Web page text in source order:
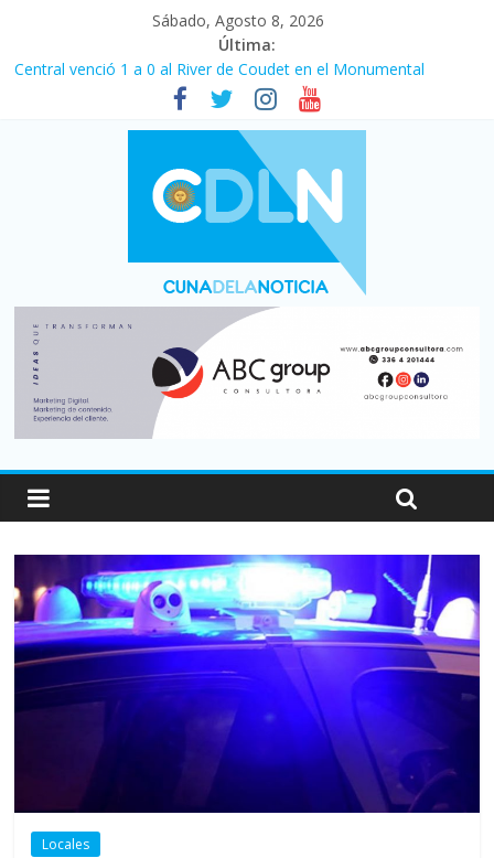
Sábado, Agosto 8, 2026
Última:
Central venció 1 a 0 al River de Coudet en el Monumental
La morosidad alcanzó su nivel más alto en dos décadas y ya
afecta a 400 mil deudores en Santa Fe
Desde que asumió Milei cerraron 41.000 kioscos: el sector
denuncia crisis como en 2001
Vacaciones de invierno con más movimiento y consumo
turístico: 4,6 millones de personas viajaron por el país, un 5,9%
Fuerte caída de la venta de autos usados en julio: bajó un 12,6%
Locales